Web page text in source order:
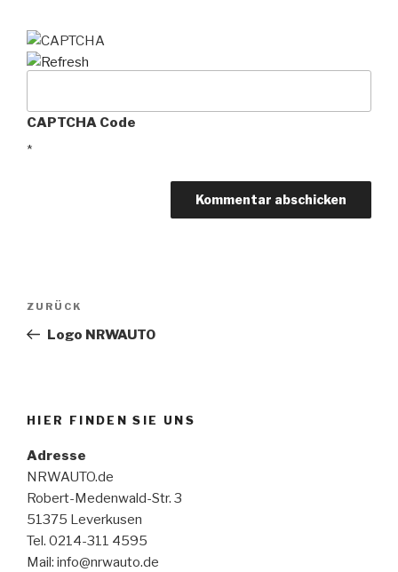
CAPTCHA Code
*
Beitragsnavigation
Vorheriger
Beitrag
ZURÜCK
Logo NRWAUTO
HIER FINDEN SIE UNS
Adresse
NRWAUTO.de
Robert-Medenwald-Str. 3
51375 Leverkusen
Tel. 0214-311 4595
Mail: info@nrwauto.de